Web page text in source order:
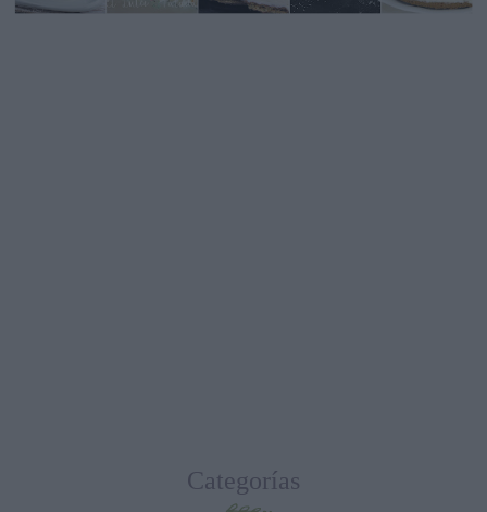
Categorías